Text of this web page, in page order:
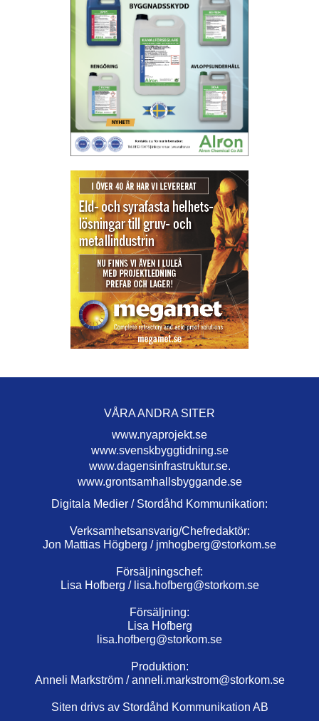
VÅRA ANDRA SITER
www.nyaprojekt.se
www.svenskbyggtidning.se
www.dagensinfrastruktur.se.
www.grontsamhallsbyggande.se
Digitala Medier / Stordåhd Kommunikation:
Verksamhetsansvarig/Chefredaktör:
Jon Mattias Högberg / jmhogberg@storkom.se
Försäljningschef:
Lisa Hofberg / lisa.hofberg@storkom.se
Försäljning:
Lisa Hofberg
lisa.hofberg@storkom.se
Produktion:
Anneli Markström /anneli.markstrom@storkom.se
Siten drivs av Stordåhd Kommunikation AB